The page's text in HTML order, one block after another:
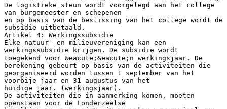
De logistieke steun wordt voorgelegd aan het college
van burgemeester en schepenen
en op basis van de beslissing van het college wordt de
subsidie uitbetaald.
Artikel 4: Werkingssubsidie
Elke natuur- en milieuvereniging kan een
werkingssubsidie krijgen. De subsidie wordt
toegekend voor &eacute;&eacute;n werkingsjaar. De
berekening gebeurt op basis van de activiteiten die
georganiseerd worden tussen 1 september van het
voorbije jaar en 31 augustus van het
huidige jaar. (werkingsjaar).
De activiteiten die in aanmerking komen, moeten
openstaan voor de Londerzeelse